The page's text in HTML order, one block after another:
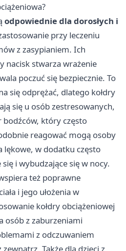
odpowiednie dla dorosłych i
przy leczeniu
z zasypianiem. Ich
nacisk stwarza wrażenie
poczuć się bezpiecznie. To
się odprężać, dlatego kołdry
się u osób zestresowanych,
który często
reagować mogą osoby
lękowe, w dodatku często
i wybudzające się w nocy.
też poprawne
i jego ułożenia w
kołdry obciążeniowej
osób z zaburzeniami
z odczuwaniem
Także dla dzieci z